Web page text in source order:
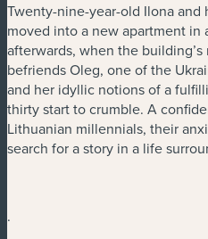
Twenty-nine-year-old Ilona
moved into a new apartment in
afterwards, when the
befriends Oleg, one of the
and her idyllic notions of a
thirty start to crumble. A
Lithuanian millennials, their
search for a story in a life
.